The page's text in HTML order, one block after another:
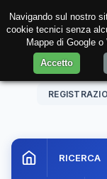
08 Aug. 202615:00:18
RICERCA
Navigando sul nostro
cookie tecnici senza
Mappe di Google
Accetto